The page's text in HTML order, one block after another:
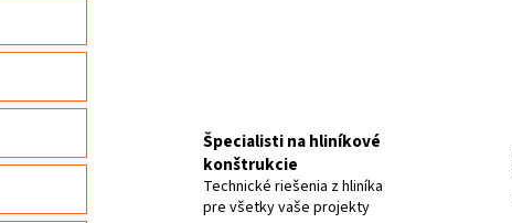
Špecialisti na hliníkové
konštrukcie
Technické riešenia z hliníka
pre všetky vaše projekty